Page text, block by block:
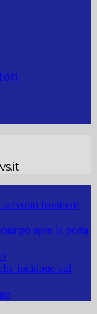
servono frontiere
apre la porta
incidono sul